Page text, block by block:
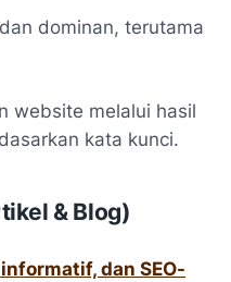
dominan, terutama
website melalui hasil
kata kunci.
& Blog)
dan SEO-